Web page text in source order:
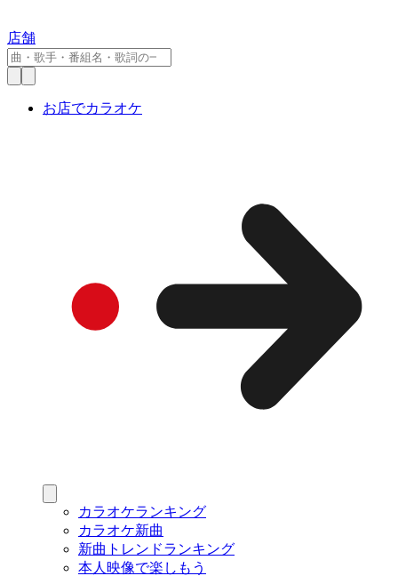
店舗
お店でカラオケ
カラオケランキング
カラオケ新曲
新曲トレンドランキング
本人映像で楽しもう